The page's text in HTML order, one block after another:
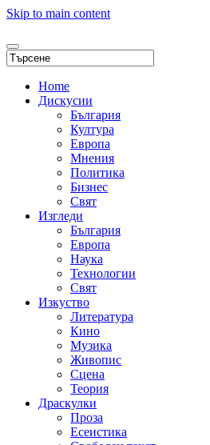
Skip to main content
Home
Дискусии
България
Култура
Европа
Мнения
Политика
Бизнес
Свят
Изгледи
България
Европа
Наука
Технологии
Свят
Изкуство
Литература
Кино
Музика
Живопис
Сцена
Теория
Драскулки
Проза
Есеистика